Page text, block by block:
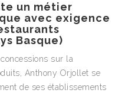
un métier
avec exigence
Basque)
sur la
Anthony Orjollet se
de ses établissements